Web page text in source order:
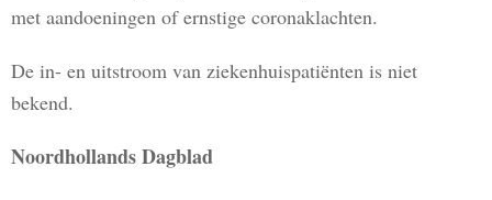
met aandoeningen of ernstige coronaklachten.
De in- en uitstroom van ziekenhuispatiënten is niet
bekend.
Noordhollands Dagblad